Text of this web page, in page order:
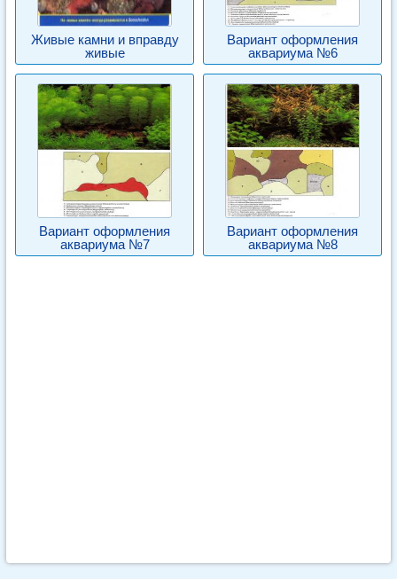
Живые камни и вправду
живые
Вариант оформления
аквариума №6
Вариант оформления
аквариума №7
Вариант оформления
аквариума №8